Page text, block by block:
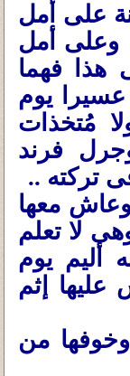
على أمل
وعلى أمل
هذا فهما
عسيرا يوم
مُتخذات
فرند
تركته ..
وعاش معها
لا تعلم
أليم يوم
عليها إثم
من